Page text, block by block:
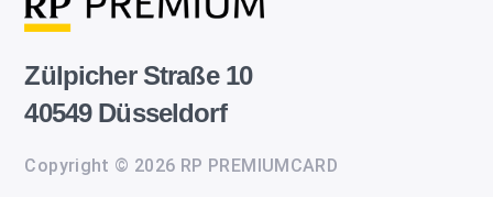
Zülpicher Straße 10
40549 Düsseldorf
Copyright © 2026 RP PREMIUMCARD